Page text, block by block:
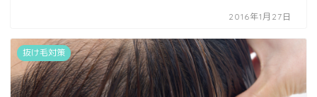
2016年1月27日
抜け毛対策